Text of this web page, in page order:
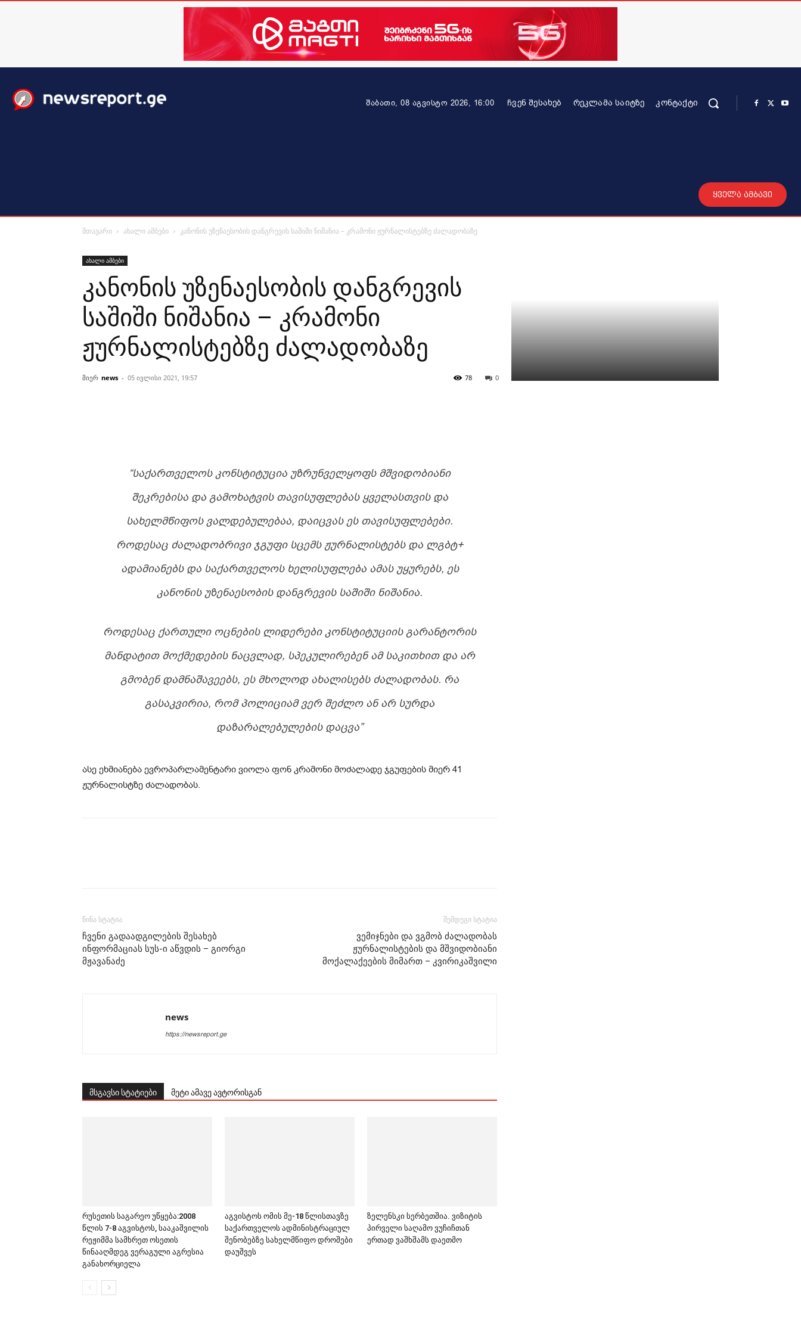
შაბათი, 08 აგვისტო 2026, 16:00 ᲩᲕᲔᲜ ᲨᲔᲡᲐᲮᲔᲑ ᲠᲔᲙᲚᲐᲛᲐ ᲡᲐᲘᲢᲖᲔ ᲙᲝᲜᲢᲐᲥᲢᲘ
ყველა ამბავი
მთავარი ახალი ამბები კანონის უზენაესობის დანგრევის საშიში ნიშანია – კრამონი ჟურნალისტებზე ძალადობაზე
ახალი ამბები
კანონის უზენაესობის დანგრევის
საშიში ნიშანია – კრამონი
ჟურნალისტებზე ძალადობაზე
მიერ news - 05 ივლისი 2021, 19:57 0
78
“ᲡᲐᲥᲐᲠᲗᲕᲔᲚᲝᲡ ᲙᲝᲜᲡᲢᲘᲢᲣᲪᲘᲐ ᲣᲖᲠᲣᲜᲕᲔᲚᲧᲝᲤᲡ ᲛᲨᲕᲘᲓᲝᲑᲘᲐᲜᲘ
ᲨᲔᲙᲠᲔᲑᲘᲡᲐ ᲓᲐ ᲒᲐᲛᲝᲮᲐᲢᲕᲘᲡ ᲗᲐᲕᲘᲡᲣᲤᲚᲔᲑᲐᲡ ᲧᲕᲔᲚᲐᲡᲗᲕᲘᲡ ᲓᲐ
ᲡᲐᲮᲔᲚᲛᲬᲘᲤᲝᲡ ᲕᲐᲚᲓᲔᲑᲣᲚᲔᲑᲐᲐ, ᲓᲐᲘᲪᲕᲐᲡ ᲔᲡ ᲗᲐᲕᲘᲡᲣᲤᲚᲔᲑᲔᲑᲘ.
ᲠᲝᲓᲔᲡᲐᲪ ᲫᲐᲚᲐᲓᲝᲑᲠᲘᲕᲘ ᲯᲒᲣᲤᲘ ᲡᲪᲔᲛᲡ ᲟᲣᲠᲜᲐᲚᲘᲡᲢᲔᲑᲡ ᲓᲐ ᲚᲒᲑᲢ+
ᲐᲓᲐᲛᲘᲐᲜᲔᲑᲡ ᲓᲐ ᲡᲐᲥᲐᲠᲗᲕᲔᲚᲝᲡ ᲮᲔᲚᲘᲡᲣᲤᲚᲔᲑᲐ ᲐᲛᲐᲡ ᲣᲧᲣᲠᲔᲑᲡ, ᲔᲡ
ᲙᲐᲜᲝᲜᲘᲡ ᲣᲖᲔᲜᲐᲔᲡᲝᲑᲘᲡ ᲓᲐᲜᲒᲠᲔᲕᲘᲡ ᲡᲐᲨᲘᲨᲘ ᲜᲘᲨᲐᲜᲘᲐ.
ᲠᲝᲓᲔᲡᲐᲪ ᲥᲐᲠᲗᲣᲚᲘ ᲝᲪᲜᲔᲑᲘᲡ ᲚᲘᲓᲔᲠᲔᲑᲘ ᲙᲝᲜᲡᲢᲘᲢᲣᲪᲘᲘᲡ ᲒᲐᲠᲐᲜᲢᲝᲠᲘᲡ
ᲛᲐᲜᲓᲐᲢᲘᲗ ᲛᲝᲥᲛᲔᲓᲔᲑᲘᲡ ᲜᲐᲪᲕᲚᲐᲓ, ᲡᲞᲔᲙᲣᲚᲘᲠᲔᲑᲔᲜ ᲐᲛ ᲡᲐᲙᲘᲗᲮᲘᲗ ᲓᲐ ᲐᲠ
ᲒᲛᲝᲑᲔᲜ ᲓᲐᲛᲜᲐᲨᲐᲕᲔᲔᲑᲡ, ᲔᲡ ᲛᲮᲝᲚᲝᲓ ᲐᲮᲐᲚᲘᲡᲔᲑᲡ ᲫᲐᲚᲐᲓᲝᲑᲐᲡ. ᲠᲐ
ᲒᲐᲡᲐᲙᲕᲘᲠᲘᲐ, ᲠᲝᲛ ᲞᲝᲚᲘᲪᲘᲐᲛ ᲕᲔᲠ ᲨᲔᲫᲚᲝ ᲐᲜ ᲐᲠ ᲡᲣᲠᲓᲐ
ᲓᲐᲖᲐᲠᲐᲚᲔᲑᲣᲚᲔᲑᲘᲡ ᲓᲐᲪᲕᲐ”
ასე ეხმიანება ევროპარლამენტარი ვიოლა ფონ კრამონი მოძალადე ჯგუფების მიერ 41
ჟურნალისტზე ძალადობას.
წინა სტატია
ჩვენი გადაადგილების შესახებ
ინფორმაციას სუს-ი აწვდის – გიორგი
მჟავანაძე
შემდეგი სტატია
ვემიჯნები და ვგმობ ძალადობას
ჟურნალისტების და მშვიდობიანი
მოქალაქეების მიმართ – კვირიკაშვილი
news
https://newsreport.ge
მსგავსი სტატიები მეტი ამავე ავტორისგან
რუსეთის საგარეო უწყება:2008
წლის 7-8 აგვისტოს, სააკაშვილის
რეჟიმმა სამხრეთ ოსეთის
წინააღმდეგ ვერაგული აგრესია
განახორციელა
აგვისტოს ომის მე-18 წლისთავზე
საქართველოს ადმინისტრაციულ
შენობებზე სახელმწიფო დროშები
დაუშვეს
ზელენსკი სერბეთშია. ვიზიტის
პირველი საღამო ვუჩიჩთან
ერთად ვაშხშამს დაეთმო